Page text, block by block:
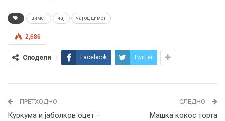
цимет чај чај од цимет
2,686
Сподели Facebook Twitter
ПРЕТХОДНО
Куркума и јаболков оцет –
СЛЕДНО
Машка кокос торта